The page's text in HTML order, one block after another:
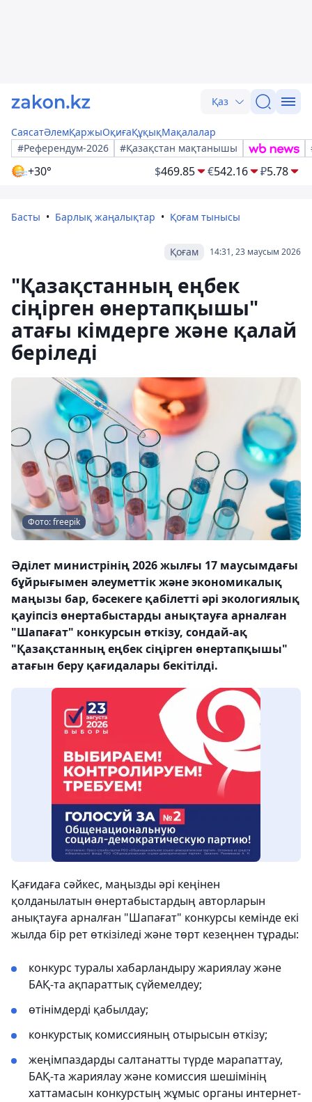
Қаз
СаясатӘлемҚаржыОқиғаҚұқықМақалалар
#Референдум-2026
#Қазақстан мақтанышы
+30° $469.85 €542.16 ₽5.78
Басты Барлық жаңалықтар Қоғам тынысы
14:31, 23 маусым 2026
Қоғам
"Қазақстанның еңбек
сіңірген өнертапқышы"
атағы кімдерге және қалай
беріледі
Фото: freepik
Әділет министрінің 2026 жылғы 17 маусымдағы
бұйрығымен әлеуметтік және экономикалық
маңызы бар, бәсекеге қабілетті әрі экологиялық
қауіпсіз өнертабыстарды анықтауға арналған
"Шапағат" конкурсын өткізу, сондай-ақ
"Қазақстанның еңбек сіңірген өнертапқышы"
атағын беру қағидалары бекітілді.
Қағидаға сәйкес, маңызды әрі кеңінен
қолданылатын өнертабыстардың авторларын
анықтауға арналған "Шапағат" конкурсы кемінде екі
жылда бір рет өткізіледі және төрт кезеңнен тұрады:
конкурс туралы хабарландыру жариялау және
БАҚ-та ақпараттық сүйемелдеу;
өтінімдерді қабылдау;
конкурстық комиссияның отырысын өткізу;
жеңімпаздарды салтанатты түрде марапаттау,
БАҚ-та жариялау және комиссия шешімінің
хаттамасын конкурстың жұмыс органы интернет-